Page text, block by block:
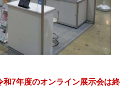
7年度のオンライン展示会は終